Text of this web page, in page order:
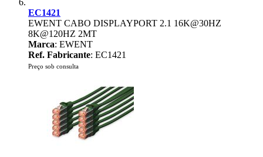
EC1421
EWENT CABO DISPLAYPORT 2.1 16K@30HZ
8K@120HZ 2MT
Marca: EWENT
Ref. Fabricante: EC1421
Preço sob consulta